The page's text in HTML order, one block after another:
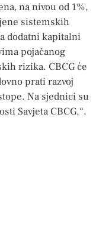
na nivou od 1%,
sistemskih
dodatni kapitalni
pojačanog
rizika. CBCG će
prati razvoj
Na sjednici su
Savjeta CBCG.“,